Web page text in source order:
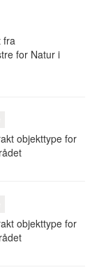
fra
for Natur i
objekttype for
objekttype for